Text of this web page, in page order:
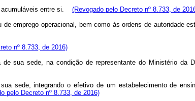
acumuláveis entre si. (Revogado pelo Decreto nº 8.733, de
emprego operacional, bem como às ordens de autoridade
nº 8.733, de 2016)
sua sede, na condição de representante do Ministério
sede, integrando o efetivo de um estabelecimento de
pelo Decreto nº 8.733, de 2016)